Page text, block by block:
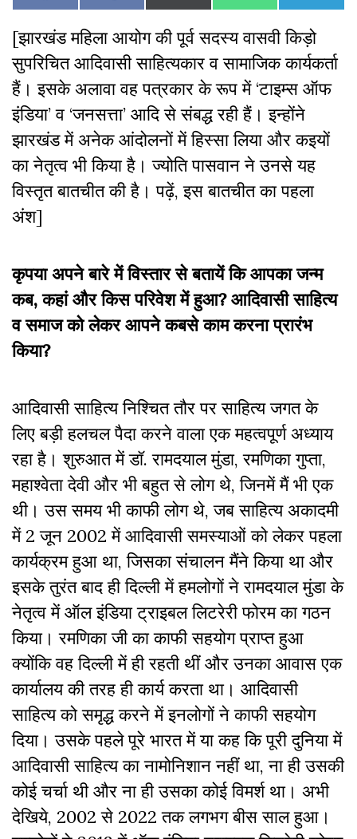
on
on
on
Facebook
on
(Twitter)
on
on
[झारखंड महिला आयोग की पूर्व सदस्य वासवी किड़ो
सुपरिचित आदिवासी साहित्यकार व सामाजिक कार्यकर्ता
हैं। इसके अलावा वह पत्रकार के रूप में ‘टाइम्स ऑफ
इंडिया’ व ‘जनसत्ता’ आदि से संबद्ध रही हैं। इन्होंने
झारखंड में अनेक आंदोलनों में हिस्सा लिया और कइयों
का नेतृत्व भी किया है। ज्योति पासवान ने उनसे यह
विस्तृत बातचीत की है। पढ़ें, इस बातचीत का पहला
अंश]
कृपया अपने बारे में विस्तार से बतायें कि आपका जन्म
कब, कहां और किस परिवेश में हुआ? आदिवासी साहित्य
व समाज को लेकर आपने कबसे काम करना प्रारंभ
किया?
आदिवासी साहित्य निश्चित तौर पर साहित्य जगत के
लिए बड़ी हलचल पैदा करने वाला एक महत्वपूर्ण अध्याय
रहा है। शुरुआत में डॉ. रामदयाल मुंडा, रमणिका गुप्ता,
महाश्वेता देवी और भी बहुत से लोग थे, जिनमें मैं भी एक
थी। उस समय भी काफी लोग थे, जब साहित्य अकादमी
में 2 जून 2002 में आदिवासी समस्याओं को लेकर पहला
कार्यक्रम हुआ था, जिसका संचालन मैंने किया था और
इसके तुरंत बाद ही दिल्ली में हमलोगों ने रामदयाल मुंडा के
नेतृत्व में ऑल इंडिया ट्राइबल लिटरेरी फोरम का गठन
किया। रमणिका जी का काफी सहयोग प्राप्त हुआ
क्योंकि वह दिल्ली में ही रहती थीं और उनका आवास एक
कार्यालय की तरह ही कार्य करता था। आदिवासी
साहित्य को समृद्ध करने में इनलोगों ने काफी सहयोग
दिया। उसके पहले पूरे भारत में या कह कि पूरी दुनिया में
आदिवासी साहित्य का नामोनिशान नहीं था, ना ही उसकी
कोई चर्चा थी और ना ही उसका कोई विमर्श था। अभी
देखिये, 2002 से 2022 तक लगभग बीस साल हुआ।